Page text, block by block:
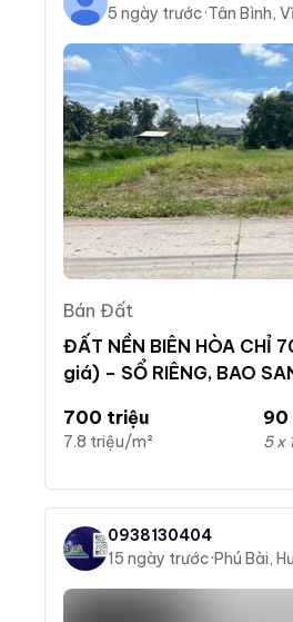
5 ngày trước·Tân Bình,
Bán Đất
ĐẤT NỀN BIÊN HÒA CHỈ
giá) – SỔ RIÊNG, BAO
700 triệu
7.8 triệu/m²
90
5 x
0938130404
15 ngày trước·Phú Bài,